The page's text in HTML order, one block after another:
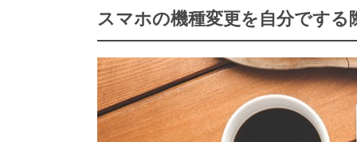
スマホの機種変更を自分でする